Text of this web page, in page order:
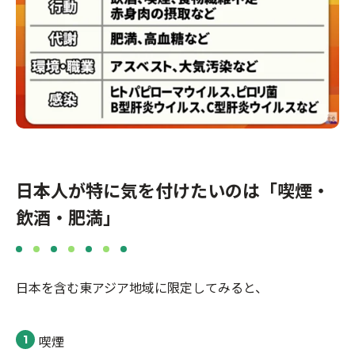
日本人が特に気を付けたいのは「喫煙・
飲酒・肥満」
日本を含む東アジア地域に限定してみると、
喫煙